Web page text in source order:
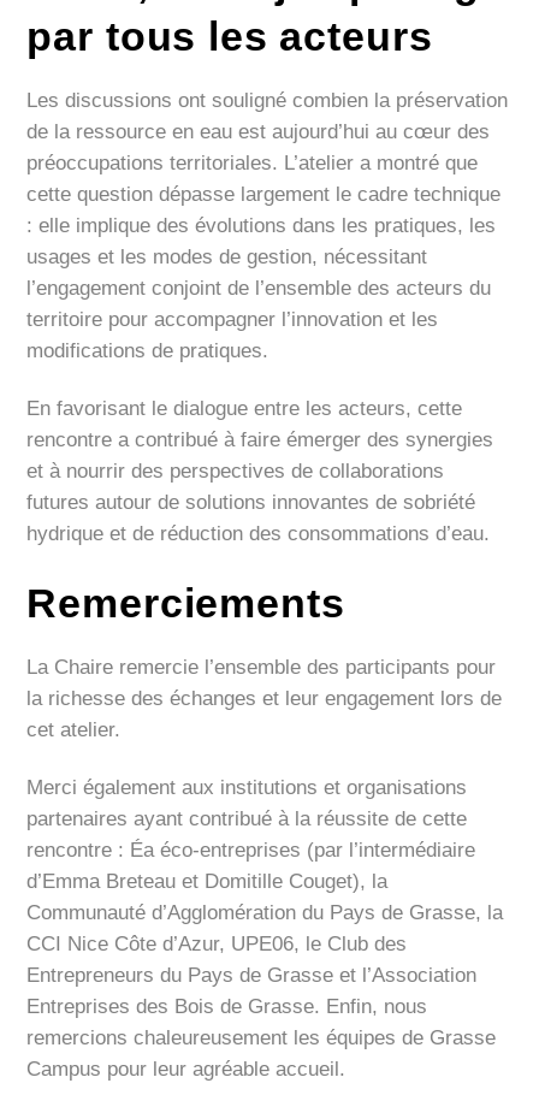
par tous les acteurs
Les discussions ont souligné combien la préservation
de la ressource en eau est aujourd’hui au cœur des
préoccupations territoriales. L’atelier a montré que
cette question dépasse largement le cadre technique
: elle implique des évolutions dans les pratiques, les
usages et les modes de gestion, nécessitant
l’engagement conjoint de l’ensemble des acteurs du
territoire pour accompagner l’innovation et les
modifications de pratiques.
En favorisant le dialogue entre les acteurs, cette
rencontre a contribué à faire émerger des synergies
et à nourrir des perspectives de collaborations
futures autour de solutions innovantes de sobriété
hydrique et de réduction des consommations d’eau.
Remerciements
La Chaire remercie l’ensemble des participants pour
la richesse des échanges et leur engagement lors de
cet atelier.
Merci également aux institutions et organisations
partenaires ayant contribué à la réussite de cette
rencontre : Éa éco-entreprises (par l’intermédiaire
d’Emma Breteau et Domitille Couget), la
Communauté d’Agglomération du Pays de Grasse, la
CCI Nice Côte d’Azur, UPE06, le Club des
Entrepreneurs du Pays de Grasse et l’Association
Entreprises des Bois de Grasse. Enfin, nous
remercions chaleureusement les équipes de Grasse
Campus pour leur agréable accueil.